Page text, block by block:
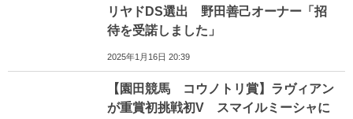
リヤドDS選出 野田善己オーナー「招
待を受諾しました」
2025年1月16日 20:39
【園田競馬 コウノトリ賞】ラヴィアン
が重賞初挑戦初V スマイルミーシャに